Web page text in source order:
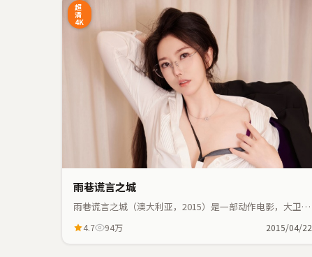
超
清
4K
雨巷谎言之城
雨巷谎言之城（澳大利亚，2015）是一部动作电影，大卫·
织，节奏紧凑。
4.7 94万 2015/04/22